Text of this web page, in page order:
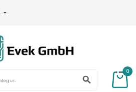

search
0